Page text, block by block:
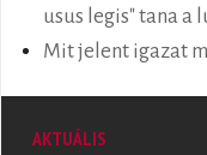
usus legis" tana
Mit jelent igazat
AKTUÁLIS